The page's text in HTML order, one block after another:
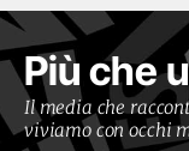
Più che
Il media che
viviamo con occhi